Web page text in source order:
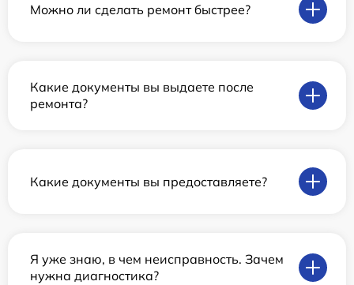
Можно ли сделать ремонт быстрее?
Какие документы вы выдаете после
ремонта?
Какие документы вы предоставляете?
Я уже знаю, в чем неисправность. Зачем
нужна диагностика?